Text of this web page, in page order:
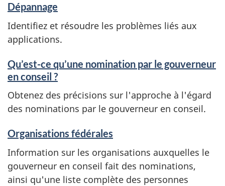
Dépannage
Identifiez et résoudre les problèmes liés aux
applications.
Qu’est-ce qu’une nomination par le gouverneur
en conseil ?
Obtenez des précisions sur l'approche à l'égard
des nominations par le gouverneur en conseil.
Organisations fédérales
Information sur les organisations auxquelles le
gouverneur en conseil fait des nominations,
ainsi qu'une liste complète des personnes